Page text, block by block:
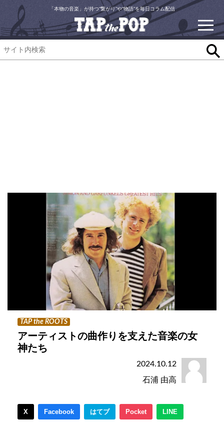
「本物の音楽」が持つ“繋がり”や“物語”を毎日コラム配信
TAP the ROOTS
アーティストの曲作りを支えた音楽の女
神たち
2024.10.12
石浦 由高
X Facebook はてブ Pocket LINE